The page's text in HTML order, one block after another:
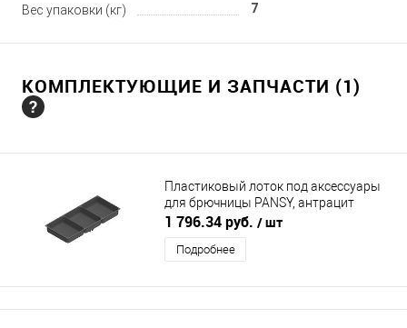
Вес упаковки (кг) 7
КОМПЛЕКТУЮЩИЕ И ЗАПЧАСТИ (1)
Пластиковый лоток под аксессуары
для брючницы PANSY, антрацит
MENAGE Y CONFORT (МЕНАЖ
КОНФОРТ)
1 796.34 руб. / шт
Подробнее